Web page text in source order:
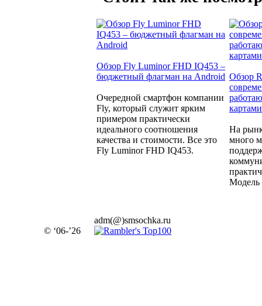
Обзор Fly Luminor FHD IQ453 –
бюджетный флагман на Android
Очередной смартфон компании
Fly, который служит ярким
примером практически
идеального соотношения
качества и стоимости. Все это
Fly Luminor FHD IQ453.
Обзор
картами
На
много
Модель
© ‘06-’26
adm(@)smsochka.ru